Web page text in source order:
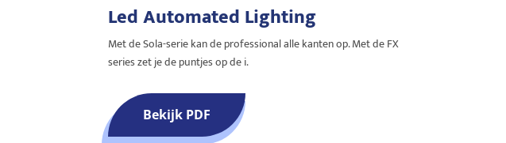
Led Automated Lighting
Met de Sola-serie kan de professional alle kanten op. Met de FX
series zet je de puntjes op de i.
Bekijk PDF